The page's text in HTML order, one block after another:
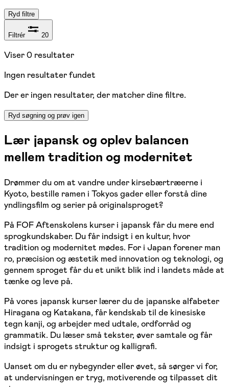
Ryd filtre
Filtrér 20
Viser0 resultater
Ingen resultater fundet
Der er ingen resultater, der matcher dine filtre.
Ryd søgning og prøv igen
Lær japansk og oplev balancen
mellem tradition og modernitet
Drømmer du om at vandre under kirsebærtræerne i
Kyoto, bestille ramen i Tokyos gader eller forstå dine
yndlingsfilm og serier på originalsproget?
På FOF Aftenskolens kurser i japansk får du mere end
sprogkundskaber. Du får indsigt i en kultur, hvor
tradition og modernitet mødes. For i Japan forener man
ro, præcision og æstetik med innovation og teknologi, og
gennem sproget får du et unikt blik ind i landets måde at
tænke og leve på.
På vores japansk kurser lærer du de japanske alfabeter
Hiragana og Katakana, får kendskab til de kinesiske
tegn kanji, og arbejder med udtale, ordforråd og
grammatik. Du læser små tekster, øver samtale og får
indsigt i sprogets struktur og kalligrafi.
Uanset om du er nybegynder eller øvet, så sørger vi for,
at undervisningen er tryg, motiverende og tilpasset dit